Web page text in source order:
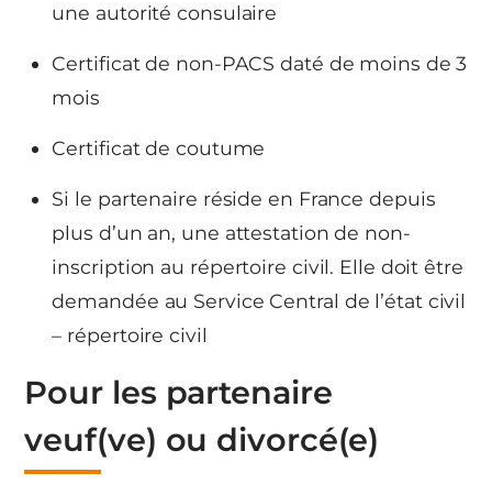
une autorité consulaire
Certificat de non-PACS daté de moins de 3
mois
Certificat de coutume
Si le partenaire réside en France depuis
plus d’un an, une attestation de non-
inscription au répertoire civil. Elle doit être
demandée au Service Central de l’état civil
– répertoire civil
Pour les partenaire
veuf(ve) ou divorcé(e)